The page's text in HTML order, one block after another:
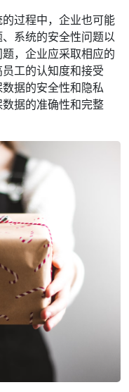
过程中，企业也可能
系统的安全性问题以
，企业应采取相应的
工的认知度和接受
据的安全性和隐私
据的准确性和完整